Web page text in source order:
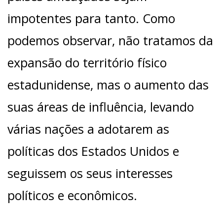
impotentes para tanto. Como
podemos observar, não tratamos da
expansão do território físico
estadunidense, mas o aumento das
suas áreas de influência, levando
várias nações a adotarem as
políticas dos Estados Unidos e
seguissem os seus interesses
políticos e econômicos.